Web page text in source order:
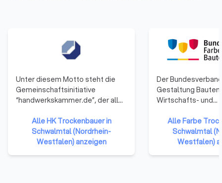
Unter diesem Motto steht die
Gemeinschaftsinitiative
“handwerkskammer.de”, der alle
angehören. Sie repräsentieren
damit das gesamte Handwerk in
der Bundesrepublik Deutschland.
Alle HK Trockenbauer in
Schwalmtal (Nordrhein-
Westfalen) anzeigen
Der
Gestaltung
Wirtschafts- und
100 Jahren
für das Maler- und
Lackiererhandwerk
Alle Farbe
Schwalmtal
Westfalen)